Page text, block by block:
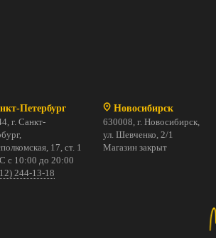
Петербург
г. Санкт-
17, ст. 1
с 10:00 до 20:00
244-13-18
Новосибирск
630008, г. Новосибирск,
ул. Шевченко, 2/1
Магазин закрыт